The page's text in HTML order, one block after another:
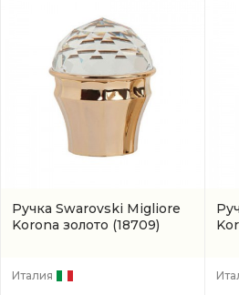
Ручка Swarovski Migliore
Korona золото (18709)
Италия